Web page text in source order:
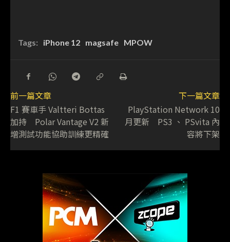
Tags: iPhone 12 magsafe MPOW
前一篇文章
F1 賽車手 Valtteri Bottas
加持 Polar Vantage V2 新
增測試功能協助訓練更精確
下一篇文章
PlayStation Network 10
月更新 PS3 、 PSvita 內
容將下架